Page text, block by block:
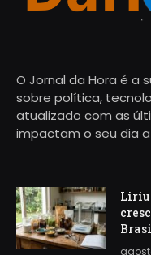
O Jornal da Hora é a
sobre política,
atualizado com as
impactam o seu dia a